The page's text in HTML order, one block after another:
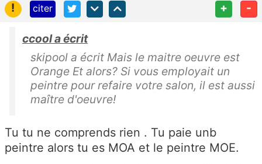
!
citer + -
ccool a écrit
skipool a écrit Mais le maitre oeuvre est
Orange Et alors? Si vous employait un
peintre pour refaire votre salon, il est aussi
maître d'oeuvre!
Tu tu ne comprends rien . Tu paie unb
peintre alors tu es MOA et le peintre MOE.